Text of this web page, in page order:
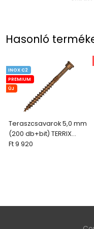
Hasonló
Teraszcsavarok 5,0 mm
(200 db+bit) TERRIX
ANTIK
INOX C2
PREMIUM
ÚJ
Ft 9 920